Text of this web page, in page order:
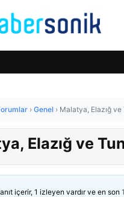
› Genel › Malatya, Elazığ
Elazığ ve
içerir, 1 izleyen vardır ve en son